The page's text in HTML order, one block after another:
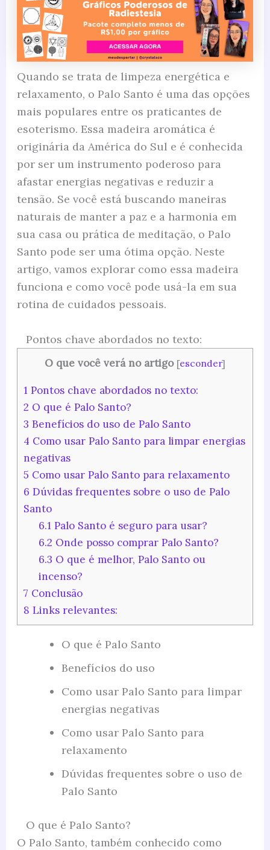
Quando se trata de limpeza energética e
relaxamento, o Palo Santo é uma das opções
mais populares entre os praticantes de
esoterismo. Essa madeira aromática é
originária da América do Sul e é conhecida
por ser um instrumento poderoso para
afastar energias negativas e reduzir a
tensão. Se você está buscando maneiras
naturais de manter a paz e a harmonia em
sua casa ou prática de meditação, o Palo
Santo pode ser uma ótima opção. Neste
artigo, vamos explorar como essa madeira
funciona e como você pode usá-la em sua
rotina de cuidados pessoais.
Pontos chave abordados no texto:
O que você verá no artigo [esconder]
1Pontos chave abordados no texto:
2 O que é Palo Santo?
3 Benefícios do uso de Palo Santo
4 Como usar Palo Santo para limpar energias
negativas
5 Como usar Palo Santo para relaxamento
6 Dúvidas frequentes sobre o uso de Palo
Santo
6.1 Palo Santo é seguro para usar?
6.2 Onde posso comprar Palo Santo?
6.3 O que é melhor, Palo Santo ou
incenso?
7 Conclusão
8 Links relevantes:
O que é Palo Santo
Benefícios do uso
Como usar Palo Santo para limpar
energias negativas
Como usar Palo Santo para
relaxamento
Dúvidas frequentes sobre o uso de
Palo Santo
O que é Palo Santo?
O Palo Santo, também conhecido como